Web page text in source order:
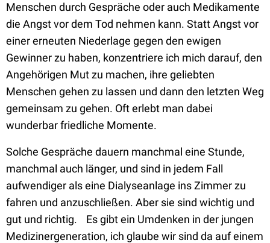
Menschen durch Gespräche oder auch Medikamente
die Angst vor dem Tod nehmen kann. Statt Angst vor
einer erneuten Niederlage gegen den ewigen
Gewinner zu haben, konzentriere ich mich darauf, den
Angehörigen Mut zu machen, ihre geliebten
Menschen gehen zu lassen und dann den letzten Weg
gemeinsam zu gehen. Oft erlebt man dabei
wunderbar friedliche Momente.
Solche Gespräche dauern manchmal eine Stunde,
manchmal auch länger, und sind in jedem Fall
aufwendiger als eine Dialyseanlage ins Zimmer zu
fahren und anzuschließen. Aber sie sind wichtig und
gut und richtig. Es gibt ein Umdenken in der jungen
Medizinergeneration, ich glaube wir sind da auf einem